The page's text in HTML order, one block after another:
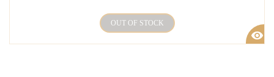
OUT OF STOCK
visibility